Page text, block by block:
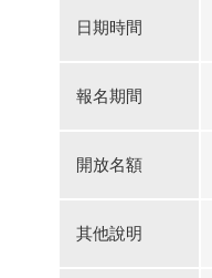
日期時間
報名期間
開放名額
其他說明